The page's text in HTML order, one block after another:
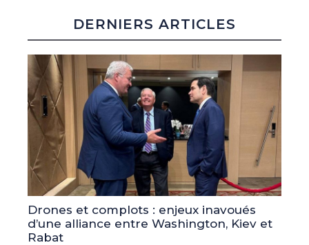
DERNIERS ARTICLES
Drones et complots : enjeux inavoués
d’une alliance entre Washington, Kiev et
Rabat